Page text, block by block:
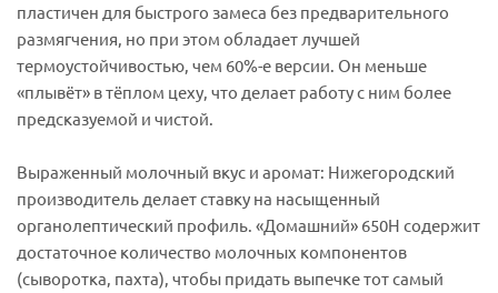
пластичен для быстрого замеса без предварительного
размягчения, но при этом обладает лучшей
термоустойчивостью, чем 60%-е версии. Он меньше
«плывёт» в тёплом цеху, что делает работу с ним более
предсказуемой и чистой.
Выраженный молочный вкус и аромат: Нижегородский
производитель делает ставку на насыщенный
органолептический профиль. «Домашний» 650Н содержит
достаточное количество молочных компонентов
(сыворотка, пахта), чтобы придать выпечке тот самый